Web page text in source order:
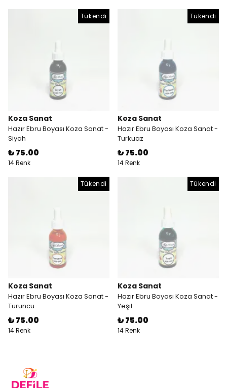
Tükendi
Koza Sanat
Hazır Ebru Boyası Koza Sanat -
Siyah
₺ 75.00
14 Renk
Tükendi
Koza Sanat
Hazır Ebru Boyası Koza Sanat -
Turkuaz
₺ 75.00
14 Renk
Tükendi
Koza Sanat
Hazır Ebru Boyası Koza Sanat -
Turuncu
₺ 75.00
14 Renk
Tükendi
Koza Sanat
Hazır Ebru Boyası Koza Sanat -
Yeşil
₺ 75.00
14 Renk